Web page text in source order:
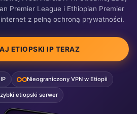
Premier League i Ethiopian Premier
z pełną ochroną prywatności.
ETIOPSKI IP TERAZ
Nieograniczony VPN w Etiopii
etiopski serwer